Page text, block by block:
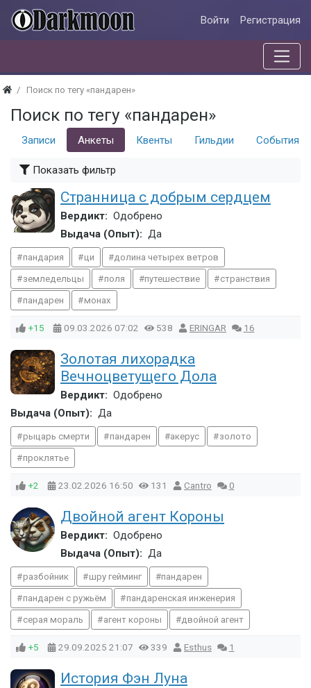
Войти Регистрация
Поиск по тегу «пандарен»
Поиск по тегу «пандарен»
Записи Анкеты Квенты Гильдии События
Показать фильтр
Странница с добрым сердцем
Вердикт: Одобрено
Выдача (Опыт): Да
пандария ци долина четырех ветров
земледельцы поля путешествие странствия
пандарен монах
+15 09.03.2026 07:02 538 ERINGAR 16
Золотая лихорадка
Вечноцветущего Дола
Вердикт: Одобрено
Выдача (Опыт): Да
рыцарь смерти пандарен акерус золото
проклятье
+2 23.02.2026 16:50 131 Cantro 0
Двойной агент Короны
Вердикт: Одобрено
Выдача (Опыт): Да
разбойник шру гейминг пандарен
пандарен с ружьём пандаренская инженерия
серая мораль агент короны двойной агент
+5 29.09.2025 21:07 339 Esthus 1
История Фэн Луна